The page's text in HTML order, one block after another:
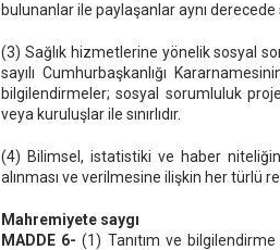
bulunanlar ile paylaşanlar aynı derecede
(3) Sağlık hizmetlerine yönelik sosyal
sayılı Cumhurbaşkanlığı
bilgilendirmeler; sosyal sorumluluk
veya kuruluşlar ile sınırlıdır.
(4) Bilimsel, istatistiki ve haber
alınması ve verilmesine ilişkin her türlü
Mahremiyete saygı
MADDE 6- (1) Tanıtım ve